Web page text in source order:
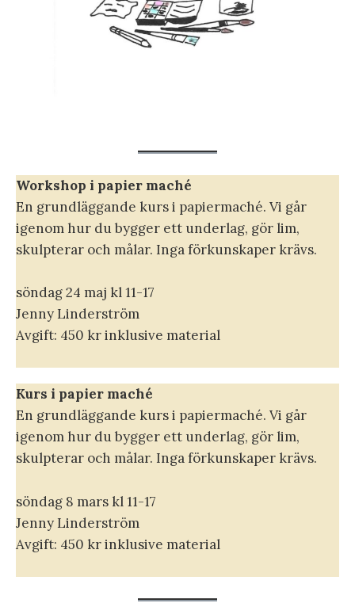
Workshop i papier maché
En grundläggande kurs i papiermaché. Vi går
igenom hur du bygger ett underlag, gör lim,
skulpterar och målar. Inga förkunskaper krävs.
söndag 24 maj kl 11-17
Jenny Linderström
Avgift: 450 kr inklusive material
Kurs i papier maché
En grundläggande kurs i papiermaché. Vi går
igenom hur du bygger ett underlag, gör lim,
skulpterar och målar. Inga förkunskaper krävs.
söndag 8 mars kl 11-17
Jenny Linderström
Avgift: 450 kr inklusive material